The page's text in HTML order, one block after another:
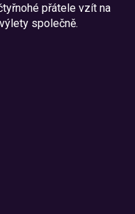
přátele vzít na
společně.